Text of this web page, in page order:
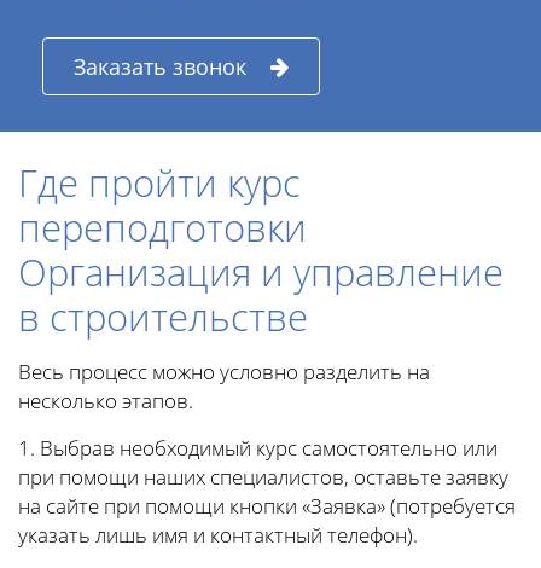
Заказать звонок
Где пройти курс
переподготовки
Организация и управление
в строительстве
Весь процесс можно условно разделить на
несколько этапов.
1. Выбрав необходимый курс самостоятельно или
при помощи наших специалистов, оставьте заявку
на сайте при помощи кнопки «Заявка» (потребуется
указать лишь имя и контактный телефон).